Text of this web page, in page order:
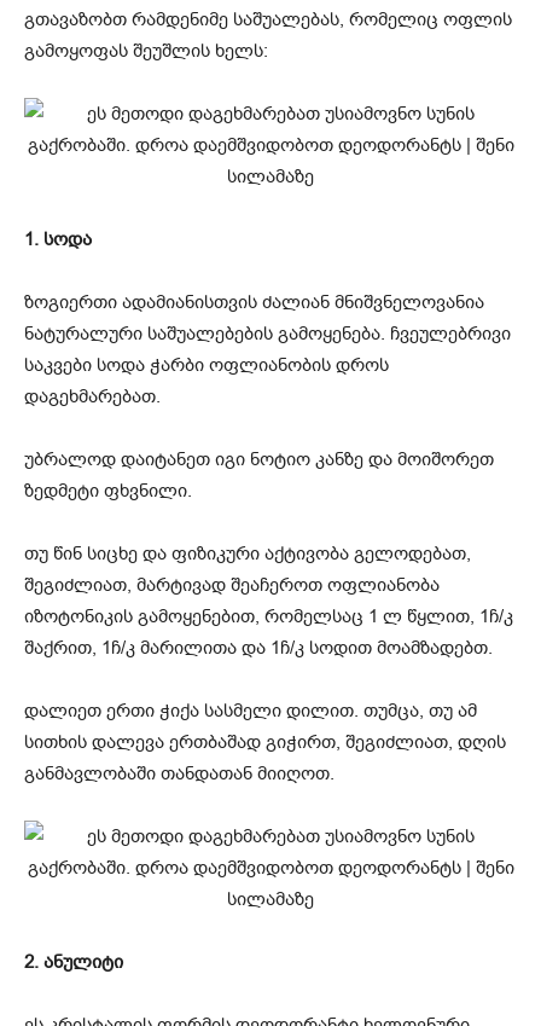
გთავაზობთ რამდენიმე საშუალებას, რომელიც ოფლის
გამოყოფას შეუშლის ხელს:
1. სოდა
ზოგიერთი ადამიანისთვის ძალიან მნიშვნელოვანია
ნატურალური საშუალებების გამოყენება. ჩვეულებრივი
საკვები სოდა ჭარბი ოფლიანობის დროს
დაგეხმარებათ.
უბრალოდ დაიტანეთ იგი ნოტიო კანზე და მოიშორეთ
ზედმეტი ფხვნილი.
თუ წინ სიცხე და ფიზიკური აქტივობა გელოდებათ,
შეგიძლიათ, მარტივად შეაჩეროთ ოფლიანობა
იზოტონიკის გამოყენებით, რომელსაც 1 ლ წყლით, 1ჩ/კ
შაქრით, 1ჩ/კ მარილითა და 1ჩ/კ სოდით მოამზადებთ.
დალიეთ ერთი ჭიქა სასმელი დილით. თუმცა, თუ ამ
სითხის დალევა ერთბაშად გიჭირთ, შეგიძლიათ, დღის
განმავლობაში თანდათან მიიღოთ.
2. ანულიტი